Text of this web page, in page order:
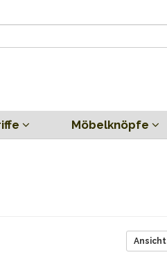
Möbelknöpfe
Ansicht